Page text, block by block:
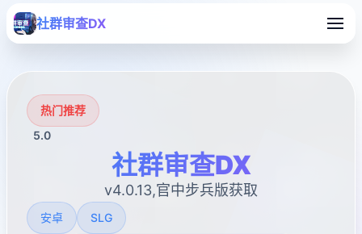
社群审查DX
热门推荐
5.0
社群审查DX
v4.0.13,官中步兵版获取
安卓 SLG